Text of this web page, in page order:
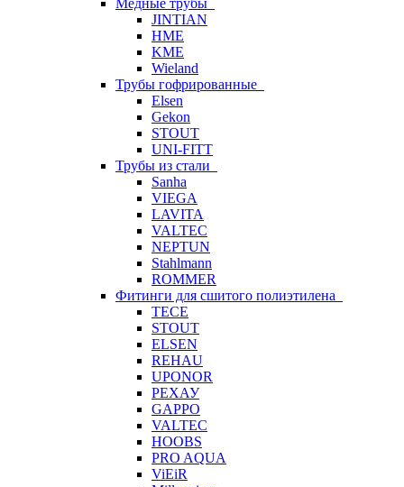
Медные трубы
JINTIAN
HME
KME
Wieland
Трубы гофрированные
Elsen
Gekon
STOUT
UNI-FITT
Трубы из стали
Sanha
VIEGA
LAVITA
VALTEC
NEPTUN
Stahlmann
ROMMER
Фитинги для сшитого полиэтилена
TECE
STOUT
ELSEN
REHAU
UPONOR
РЕХАУ
GAPPO
VALTEC
HOOBS
PRO AQUA
ViEiR